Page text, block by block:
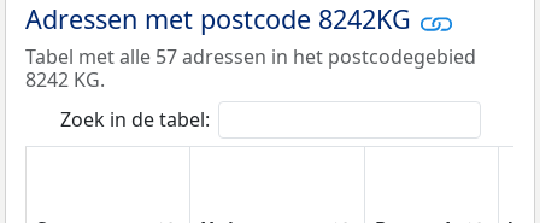
Adressen met postcode 8242KG
Tabel met alle 57 adressen in het postcodegebied
8242 KG.
Zoek in de tabel: